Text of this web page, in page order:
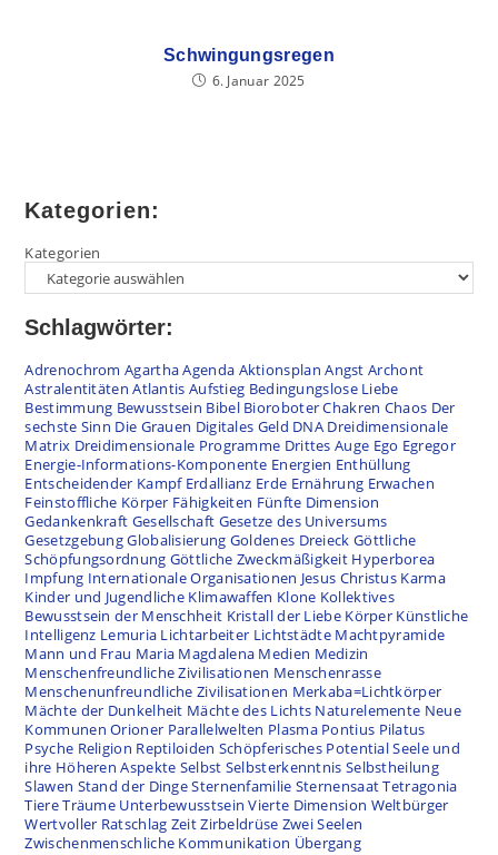
Schwingungsregen
6. Januar 2025
Kategorien:
Kategorien
Schlagwörter:
Adrenochrom AgarthaAgenda Aktionsplan Angst Archont
Astralentitäten Atlantis Aufstieg Bedingungslose Liebe
Bestimmung Bewusstsein Bibel BioroboterChakren Chaos Der
sechste Sinn Die Grauen Digitales Geld DNA Dreidimensionale
Matrix Dreidimensionale Programme Drittes Auge Ego Egregor
Energie-Informations-Komponente Energien Enthüllung
Entscheidender Kampf Erdallianz Erde Ernährung Erwachen
Feinstoffliche Körper Fähigkeiten Fünfte Dimension
Gedankenkraft Gesellschaft Gesetze des Universums
GesetzgebungGlobalisierung Goldenes Dreieck Göttliche
Schöpfungsordnung Göttliche Zweckmäßigkeit Hyperborea
Impfung Internationale Organisationen Jesus Christus Karma
Kinder und Jugendliche Klimawaffen Klone Kollektives
Bewusstsein der Menschheit Kristall der Liebe Körper Künstliche
Intelligenz Lemuria Lichtarbeiter Lichtstädte Machtpyramide
Mann und Frau Maria Magdalena Medien Medizin
Menschenfreundliche Zivilisationen Menschenrasse
Menschenunfreundliche Zivilisationen Merkaba=Lichtkörper
Mächte der Dunkelheit Mächte des Lichts Naturelemente Neue
Kommunen Orioner Parallelwelten Plasma Pontius Pilatus
Psyche Religion Reptiloiden Schöpferisches PotentialSeele und
ihre Höheren Aspekte Selbst Selbsterkenntnis Selbstheilung
Slawen Stand der DingeSternenfamilie SternensaatTetragonia
TiereTräume Unterbewusstsein Vierte Dimension Weltbürger
Wertvoller Ratschlag ZeitZirbeldrüse Zwei Seelen
Zwischenmenschliche Kommunikation Übergang